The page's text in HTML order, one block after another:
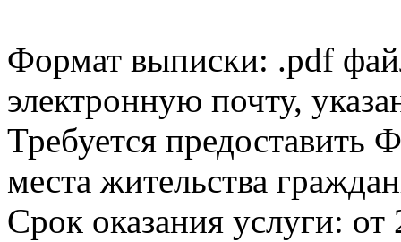
Формат выписки: .pdf
электронную почту,
Требуется
места жительства
Срок оказания услуги: от